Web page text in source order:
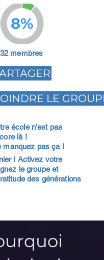
8%
32 membres
LE GROUPE
école n'est pas
là !
manquez pas ça !
! Activez votre
le groupe et
des générations